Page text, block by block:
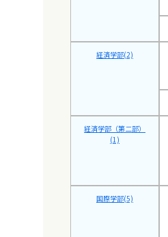
経済学部(2)
経済学部（第二部）
(1)
国際学部(5)